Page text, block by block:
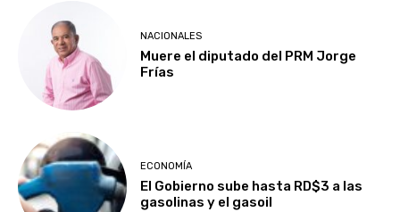
NACIONALES
Muere el diputado del PRM Jorge
Frías
ECONOMÍA
El Gobierno sube hasta RD$3 a las
gasolinas y el gasoil